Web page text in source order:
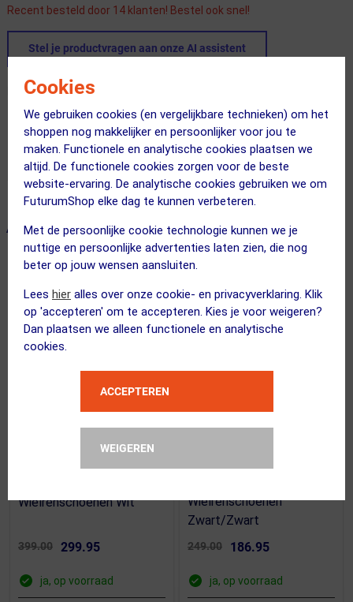
Cookies
We gebruiken cookies (en vergelijkbare technieken) om het
shoppen nog makkelijker en persoonlijker voor jou te
maken. Functionele en analytische cookies plaatsen we
altijd. De functionele cookies zorgen voor de beste
website-ervaring. De analytische cookies gebruiken we om
FuturumShop elke dag te kunnen verbeteren.
Met de persoonlijke cookie technologie kunnen we je
nuttige en persoonlijke advertenties laten zien, die nog
beter op jouw wensen aansluiten.
Lees hier alles over onze cookie- en privacyverklaring. Klik
op 'accepteren' om te accepteren. Kies je voor weigeren?
Dan plaatsen we alleen functionele en analytische
cookies.
ACCEPTEREN
WEIGEREN
Recent besteld door 14 klanten! Bestel ook snel!
Stel je productvragen aan onze AI assistent
Dit product in andere versie
ALTERNATIEVE PRODUCTEN
(2)
Wielrenschoenen Wit
399.00 299.95
ja, op voorraad
Wielrenschoenen
Zwart/Zwart
249.00 186.95
ja, op voorraad